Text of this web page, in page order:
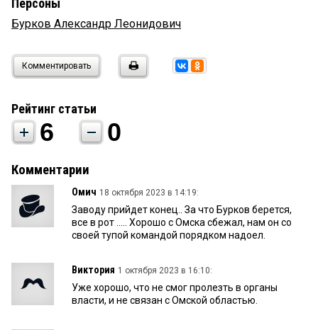
Персоны
Бурков Александр Леонидович
Комментировать
Рейтинг статьи
6 0
Комментарии
Омич 18 октября 2023 в 14:19:
Заводу прийдет конец.. За что Бурков берется,
все в рот ….. Хорошо с Омска сбежал, нам он со
своей тупой командой порядком надоел.
Виктория 1 октября 2023 в 16:10:
Уже хорошо, что не смог пролезть в органы
власти, и не связан с Омской областью.